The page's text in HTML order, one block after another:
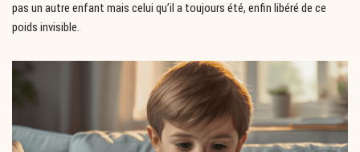
pas un autre enfant mais celui qu’il a toujours été, enfin libéré de ce
poids invisible.